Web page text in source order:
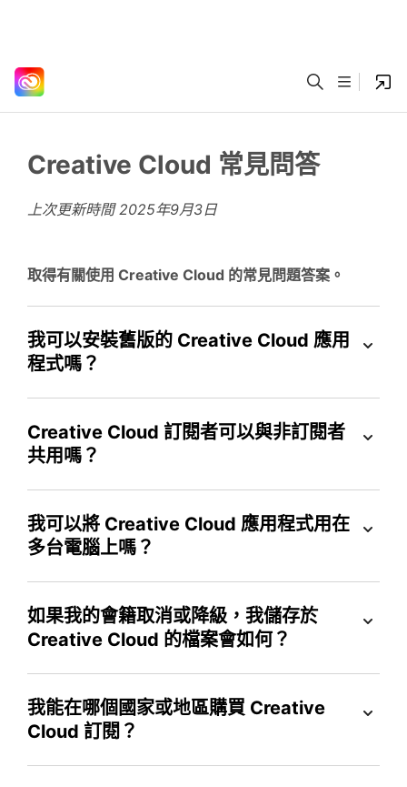
Creative Cloud 常見問答
上次更新時間2025年9月3日
取得有關使用 Creative Cloud 的常見問題答案。
我可以安裝舊版的 Creative Cloud 應用
程式嗎？
Creative Cloud 訂閱者可以與非訂閱者
共用嗎？
我可以將 Creative Cloud 應用程式用在
多台電腦上嗎？
如果我的會籍取消或降級，我儲存於
Creative Cloud 的檔案會如何？
我能在哪個國家或地區購買 Creative
Cloud 訂閱？